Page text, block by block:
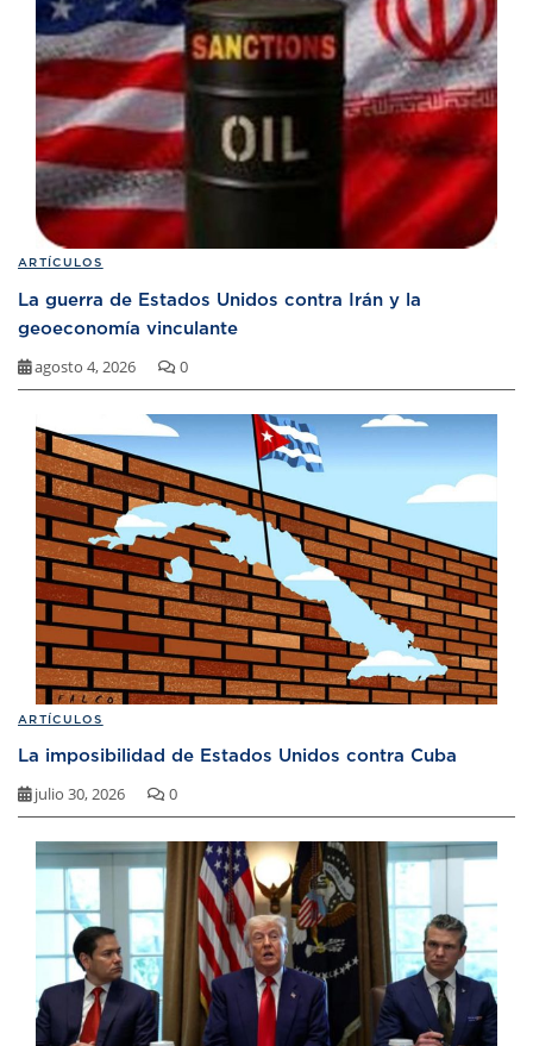
ARTÍCULOS
La guerra de Estados Unidos contra Irán y la
geoeconomía vinculante
agosto 4, 2026 0
ARTÍCULOS
La imposibilidad de Estados Unidos contra Cuba
julio 30, 2026 0